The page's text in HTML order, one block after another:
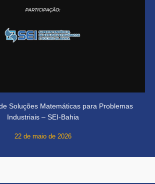
Soluções Matemáticas para Problemas
Industriais – SEI-Bahia
22 de maio de 2026